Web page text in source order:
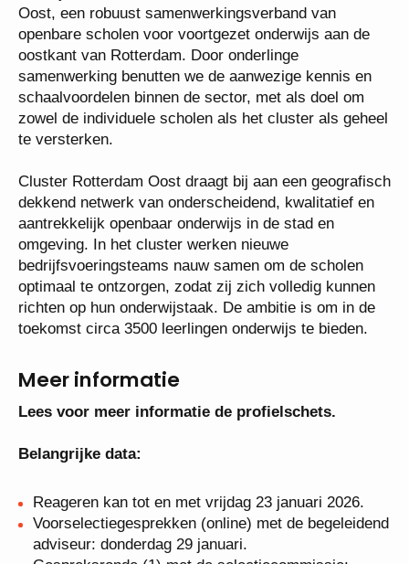
Per 1 januari 2026 start het nieuwe Cluster
Rotterdam Oost, een robuust
samenwerkingsverband van openbare scholen voor
voortgezet onderwijs aan de oostkant van
Rotterdam. Door onderlinge samenwerking benutten
we de aanwezige kennis en schaalvoordelen binnen
de sector, met als doel om zowel de individuele
Cluster Rotterdam Oost draagt bij aan een
geografisch dekkend netwerk van onderscheidend,
kwalitatief en aantrekkelijk openbaar onderwijs in de
stad en omgeving. In het cluster werken nieuwe
bedrijfsvoeringsteams nauw samen om de scholen
optimaal te ontzorgen, zodat zij zich volledig kunnen
richten op hun onderwijstaak. De ambitie is om in de
Meer informatie
Reageren kan tot en met vrijdag 23 januari 2026.
Voorselectiegesprekken (online) met de